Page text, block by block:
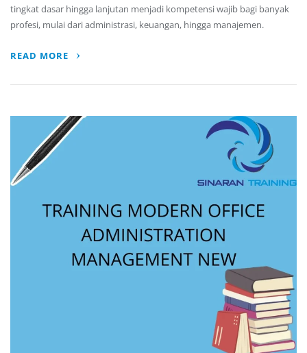
tingkat dasar hingga lanjutan menjadi kompetensi wajib bagi banyak
profesi, mulai dari administrasi, keuangan, hingga manajemen.
READ MORE